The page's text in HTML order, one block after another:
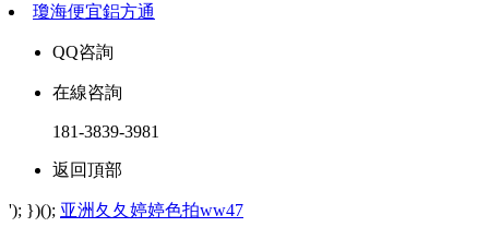
瓊海便宜鋁方通
QQ咨詢
在線咨詢
181-3839-3981
返回頂部
'); })(); 亚洲夂夂婷婷色拍ww47